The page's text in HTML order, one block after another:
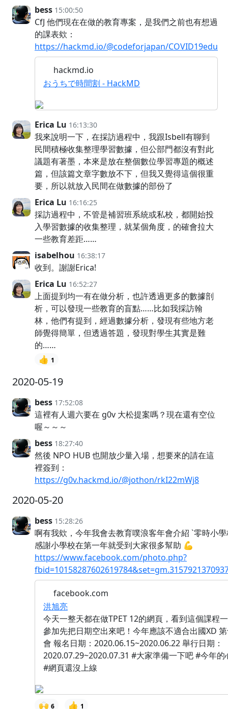
bess 15:00:50
CfJ 他們現在在做的教育專案，是我們之前也有想過
的課表欸：
https://hackmd.io/@codeforjapan/COVID19edu
hackmd.io
おうちで時間割 - HackMD
Erica Lu 16:13:30
我來說明一下，在採訪過程中，我跟Isbell有聊到
民間積極收集整理學習數據，但公部門都沒有對此
議題有著墨，本來是放在整個數位學習專題的概述
篇，但該篇文章字數放不下，但我又覺得這個很重
要，所以就放入民間在做數據的部份了
Erica Lu 16:16:25
採訪過程中，不管是補習班系統或私校，都開始投
入學習數據的收集整理，就某個角度，的確會拉大
一些教育差距……
isabelhou 16:38:17
收到。謝謝Erica!
Erica Lu 16:52:27
上面提到均一有在做分析，也許透過更多的數據剖
析，可以發現一些教育的盲點……比如我採訪翰
林，他們有提到，經過數據分析，發現有些地方老
師覺得簡單，但透過答題，發現對學生其實是難
的……
👍 1
2020-05-19
bess 17:52:08
這裡有人週六要在 g0v 大松提案嗎？現在還有空位
喔～～～
bess 18:27:40
然後 NPO HUB 也開放少量入場，想要來的請在這
裡簽到：
https://g0v.hackmd.io/@jothon/rkI22mWj8
2020-05-20
bess 15:28:26
啊有我欸，今年我會去教育噗浪客年會介紹 `零時小
感謝小學校在第一年就受到大家很多幫助 💪
https://www.facebook.com/photo.php?
facebook.com
洪旭亮
今天一整天都在做TPET 12的網頁，看到這個課程
參加先把日期空出來吧！今年應該不適合出國XD
會 報名日期：2020.06.15~2020.06.22 舉行日期：
2020.07.29~2020.07.31 #大家準備一下吧 #今年
#網頁還沒上線
🙌 6 👍 1